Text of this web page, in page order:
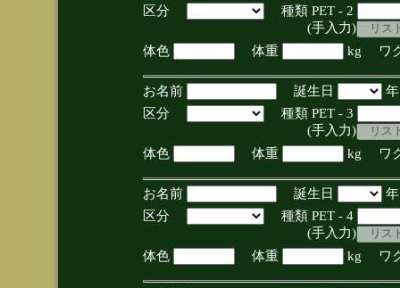
区分
種類 PET - 2
(手入力)
体色
体重 kg ワ
お名前 誕生日
区分
種類 PET - 3
(手入力)
体色
体重 kg ワ
お名前 誕生日
区分
種類 PET - 4
(手入力)
体色
体重 kg ワ